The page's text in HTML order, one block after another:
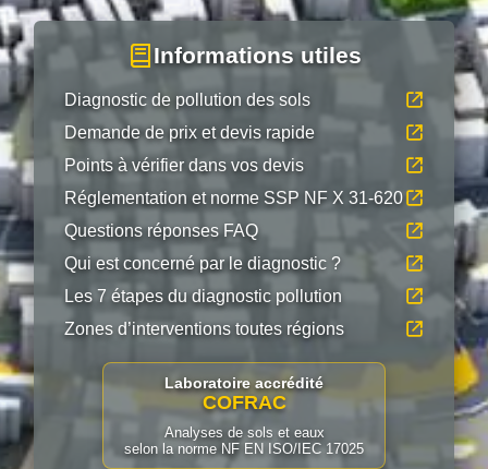
Informations utiles
Diagnostic de pollution des sols
Demande de prix et devis rapide
Points à vérifier dans vos devis
Réglementation et norme SSP NF X 31-620
Questions réponses FAQ
Qui est concerné par le diagnostic ?
Les 7 étapes du diagnostic pollution
Zones d’interventions toutes régions
Laboratoire accrédité
COFRAC
Analyses de sols et eaux
selon la norme NF EN ISO/IEC 17025